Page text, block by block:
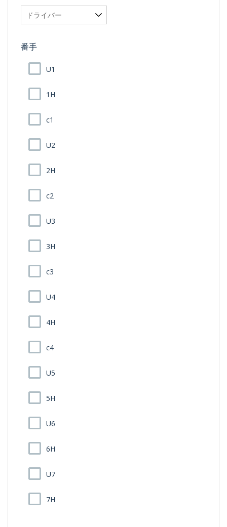
番手
U1
1H
c1
U2
2H
c2
U3
3H
c3
U4
4H
c4
U5
5H
U6
6H
U7
7H